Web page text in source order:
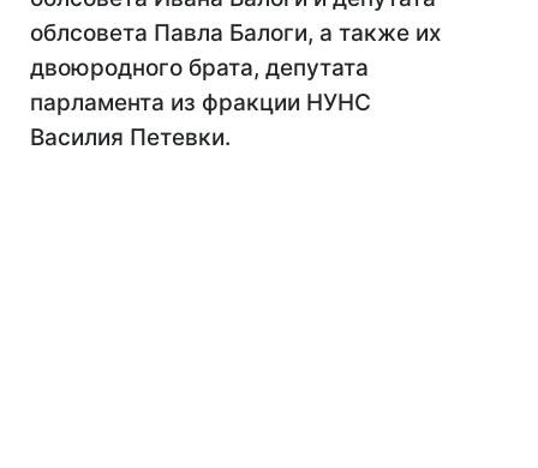
облсовета Павла Балоги, а также их
двоюродного брата, депутата
парламента из фракции НУНС
Василия Петевки.